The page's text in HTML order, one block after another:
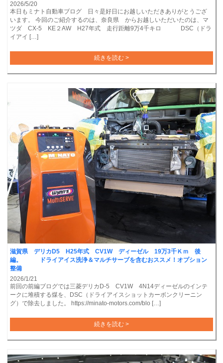
2026/5/20
本日もミナト自動車ブログ 日々是好日にお越しいただきありがとうござ
います。 今回のご紹介するのは、奈良県 からお越しいただいたのは、マ
ツダ CX-5 KE２AW H27年式 走行距離9万4千キロ DSC（ドラ
イアイ […]
続きを読む >
滋賀県 デリカD5 H25年式 CV1W ディーゼル 19万3千Ｋｍ 後
編。 ドライアイス洗浄＆マルチサーブを含むおススメ！オプション
整備
2026/1/21
前回の前編ブログでは三菱デリカD-5 CV1W 4N14ディーゼルのインテ
ークに堆積する煤を、DSC（ドライアイスショットカーボンクリーニン
グ）で除去しました。 https://minato-motors.com/blo […]
続きを読む >